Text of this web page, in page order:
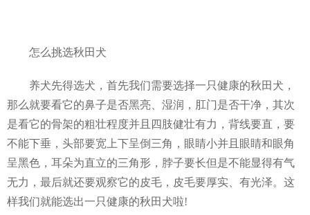
怎么挑选秋田犬
养犬先得选犬，首先我们需要选择一只健康的秋田犬，
那么就要看它的鼻子是否黑亮、湿润，肛门是否干净，其次
是看它的骨架的粗壮程度并且四肢健壮有力，背线要直，要
不能下垂，头部要宽上下呈倒三角，眼睛小并且眼睛和眼角
呈黑色，耳朵为直立的三角形，脖子要长但是不能显得有气
无力，最后就还要观察它的皮毛，皮毛要厚实、有光泽。这
样我们就能选出一只健康的秋田犬啦!